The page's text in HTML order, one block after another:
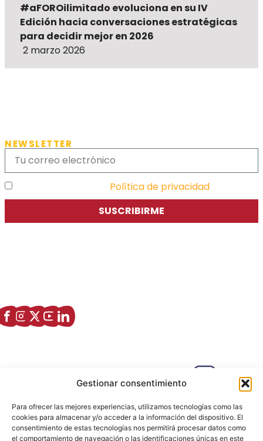
Gestionar consentimiento
Para ofrecer las mejores experiencias, utilizamos tecnologías como las
cookies para almacenar y/o acceder a la información del dispositivo. El
consentimiento de estas tecnologías nos permitirá procesar datos como
el comportamiento de navegación o las identificaciones únicas en este
#aFOROilimitado evoluciona en su IV
Edición hacia conversaciones estratégicas
para decidir mejor en 2026
2 marzo 2026
NEWSLETTER
Política de privacidad
SUSCRIBIRME
Hiberus Ecosystem Lab 50009 –
633 26 72 64
info@ajezaragoza.com